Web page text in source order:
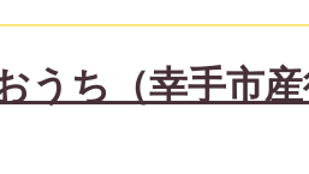
うち（幸手市